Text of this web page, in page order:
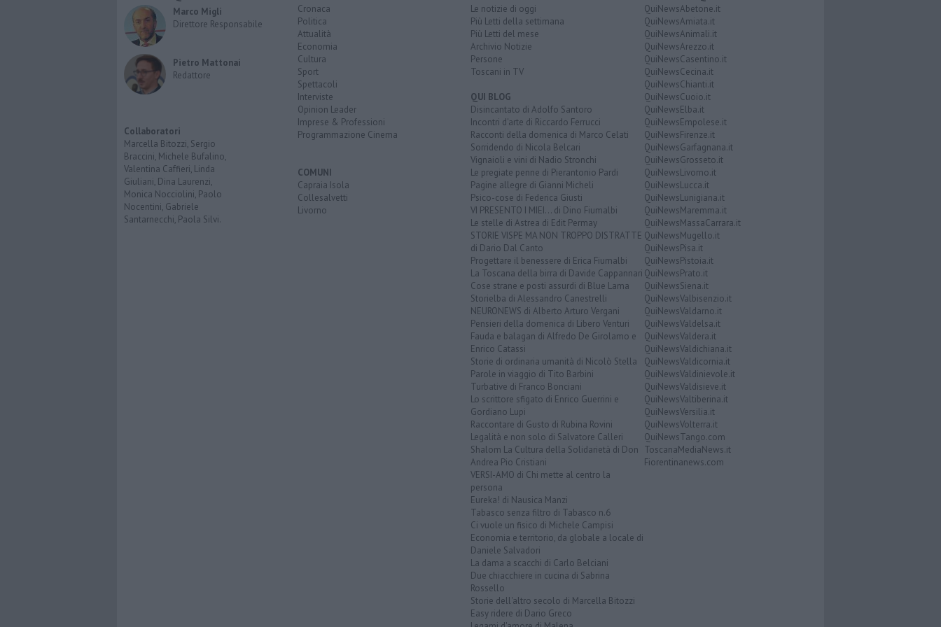
Marco Migli
Direttore Responsabile
Pietro Mattonai
Redattore
Collaboratori
Marcella Bitozzi, Sergio
Braccini, Michele Bufalino,
Valentina Caffieri, Linda
Giuliani, Dina Laurenzi,
Monica Nocciolini, Paolo
Nocentini, Gabriele
Santarnecchi, Paola Silvi.
Cronaca
Politica
Attualità
Economia
Cultura
Sport
Spettacoli
Interviste
Opinion Leader
Imprese & Professioni
Programmazione Cinema
COMUNI
Capraia Isola
Collesalvetti
Livorno
Le notizie di oggi
Più Letti della settimana
Più Letti del mese
Archivio Notizie
Persone
Toscani in TV
QUI BLOG
Disincantato di Adolfo Santoro
Incontri d'arte di Riccardo Ferrucci
Racconti della domenica di Marco Celati
Sorridendo di Nicola Belcari
Vignaioli e vini di Nadio Stronchi
Le pregiate penne di Pierantonio Pardi
Pagine allegre di Gianni Micheli
Psico-cose di Federica Giusti
VI PRESENTO I MIEI... di Dino Fiumalbi
Le stelle di Astrea di Edit Permay
STORIE VISPE MA NON TROPPO DISTRATTE
di Dario Dal Canto
Progettare il benessere di Erica Fiumalbi
La Toscana della birra di Davide Cappannari
Cose strane e posti assurdi di Blue Lama
Storielba di Alessandro Canestrelli
NEURONEWS di Alberto Arturo Vergani
Pensieri della domenica di Libero Venturi
Fauda e balagan di Alfredo De Girolamo e
Enrico Catassi
Storie di ordinaria umanità di Nicolò Stella
Parole in viaggio di Tito Barbini
Turbative di Franco Bonciani
Lo scrittore sfigato di Enrico Guerrini e
Gordiano Lupi
Raccontare di Gusto di Rubina Rovini
Legalità e non solo di Salvatore Calleri
Shalom La Cultura della Solidarietà di Don
Andrea Pio Cristiani
VERSI-AMO di Chi mette al centro la
persona
Eureka! di Nausica Manzi
Tabasco senza filtro di Tabasco n.6
Ci vuole un fisico di Michele Campisi
Economia e territorio, da globale a locale di
Daniele Salvadori
La dama a scacchi di Carlo Belciani
Due chiacchiere in cucina di Sabrina
Rossello
Storie dell'altro secolo di Marcella Bitozzi
Easy ridere di Dario Greco
QuiNewsAbetone.it
QuiNewsAmiata.it
QuiNewsAnimali.it
QuiNewsArezzo.it
QuiNewsCasentino.it
QuiNewsCecina.it
QuiNewsChianti.it
QuiNewsCuoio.it
QuiNewsElba.it
QuiNewsEmpolese.it
QuiNewsFirenze.it
QuiNewsGarfagnana.it
QuiNewsGrosseto.it
QuiNewsLivorno.it
QuiNewsLucca.it
QuiNewsLunigiana.it
QuiNewsMaremma.it
QuiNewsMassaCarrara.it
QuiNewsMugello.it
QuiNewsPisa.it
QuiNewsPistoia.it
QuiNewsPrato.it
QuiNewsSiena.it
QuiNewsValbisenzio.it
QuiNewsValdarno.it
QuiNewsValdelsa.it
QuiNewsValdera.it
QuiNewsValdichiana.it
QuiNewsValdicornia.it
QuiNewsValdinievole.it
QuiNewsValdisieve.it
QuiNewsValtiberina.it
QuiNewsVersilia.it
QuiNewsVolterra.it
QuiNewsTango.com
ToscanaMediaNews.it
Fiorentinanews.com